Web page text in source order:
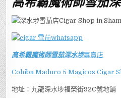
高希霸魔術師雪茄深水埗專賣店
Cohiba Maduro 5 Magicos Cigar
地址：九龍深水埗福榮街92C號地舖